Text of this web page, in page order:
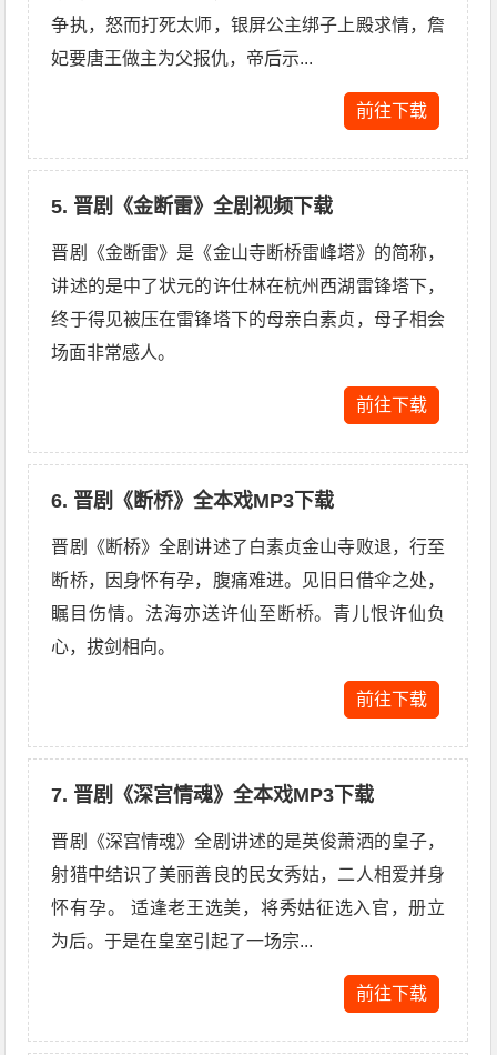
争执，怒而打死太师，银屏公主绑子上殿求情，詹
妃要唐王做主为父报仇，帝后示...
前往下载
5. 晋剧《金断雷》全剧视频下载
晋剧《金断雷》是《金山寺断桥雷峰塔》的简称，
讲述的是中了状元的许仕林在杭州西湖雷锋塔下，
终于得见被压在雷锋塔下的母亲白素贞，母子相会
场面非常感人。
前往下载
6. 晋剧《断桥》全本戏MP3下载
晋剧《断桥》全剧讲述了白素贞金山寺败退，行至
断桥，因身怀有孕，腹痛难进。见旧日借伞之处，
瞩目伤情。法海亦送许仙至断桥。青儿恨许仙负
心，拔剑相向。
前往下载
7. 晋剧《深宫情魂》全本戏MP3下载
晋剧《深宫情魂》全剧讲述的是英俊萧洒的皇子，
射猎中结识了美丽善良的民女秀姑，二人相爱并身
怀有孕。 适逢老王选美，将秀姑征选入官，册立
为后。于是在皇室引起了一场宗...
前往下载